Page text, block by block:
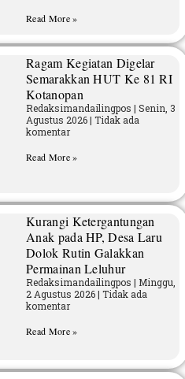
Read More »
Ragam Kegiatan Digelar
Semarakkan HUT Ke 81 RI
Kotanopan
Redaksimandailingpos Senin, 3
Agustus 2026 Tidak ada
komentar
Read More »
Kurangi Ketergantungan
Anak pada HP, Desa Laru
Dolok Rutin Galakkan
Permainan Leluhur
Redaksimandailingpos Minggu,
2 Agustus 2026 Tidak ada
komentar
Read More »